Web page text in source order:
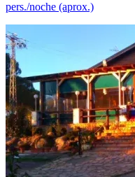
pers./noche (aprox.)